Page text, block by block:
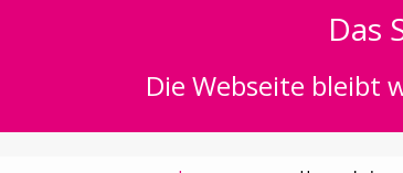
Das
Die Webseite bleibt